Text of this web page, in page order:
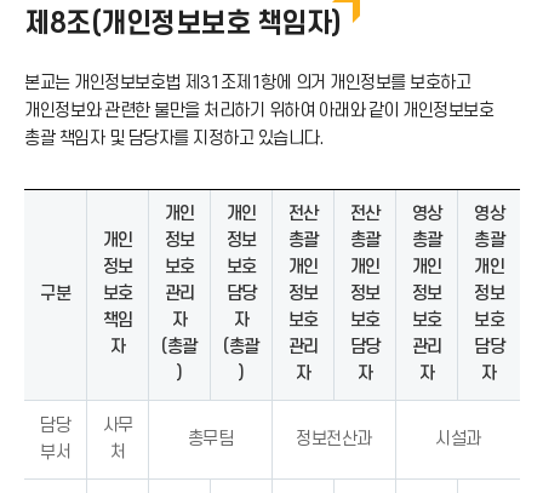
제8조(개인정보보호 책임자)
본교는 개인정보보호법 제31조제1항에 의거 개인정보를 보호하고
개인정보와 관련한 불만을 처리하기 위하여 아래와 같이 개인정보보호
총괄 책임자 및 담당자를 지정하고 있습니다.
구분
개인
정보
보호
책임
자
개인
정보
보호
관리
자
(총괄
)
개인
정보
보호
담당
자
(총괄
)
전산
총괄
개인
정보
보호
관리
자
전산
총괄
개인
정보
보호
담당
자
영상
총괄
개인
정보
보호
관리
자
영상
총괄
개인
정보
보호
담당
자
담당
부서
사무
처
총무팀 정보전산과 시설과